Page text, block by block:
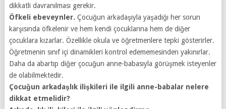
dikkatli davranılması gerekir.
Öfkeli ebeveynler. Çocuğun arkadaşıyla yaşadığı her sorun
karşısında öfkelenir ve hem kendi çocuklarına hem de diğer
çocuklara kızarlar. Özellikle okula ve öğretmenlere tepki gösterirler.
Öğretmenin sınıf içi dinamikleri kontrol edememesinden yakınırlar.
Daha da abartıp diğer çocuğun anne-babasıyla görüşmek isteyenler
de olabilmektedir.
Çocuğun arkadaşlık ilişkileri ile ilgili anne-babalar nelere
dikkat etmelidir?